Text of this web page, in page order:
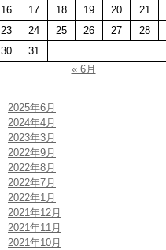
16
17 18 19 20 21
23
24 25 26 27 28
30
31
« 6月
2025年6月
2024年4月
2023年3月
2022年9月
2022年8月
2022年7月
2022年1月
2021年12月
2021年11月
2021年10月